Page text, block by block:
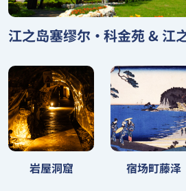
江之岛塞缪尔•科金苑 & 江
岩屋洞窟 宿场町藤泽